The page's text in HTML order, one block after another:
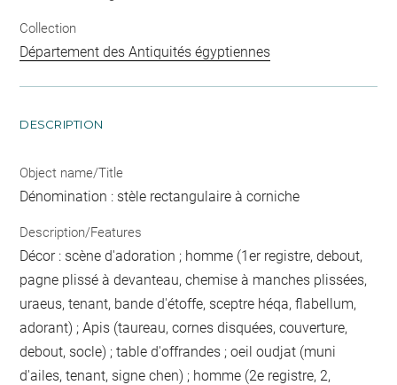
Collection
Département des Antiquités égyptiennes
DESCRIPTION
Object name/Title
Dénomination : stèle rectangulaire à corniche
Description/Features
Décor : scène d'adoration ; homme (1er registre, debout,
pagne plissé à devanteau, chemise à manches plissées,
uraeus, tenant, bande d'étoffe, sceptre héqa, flabellum,
adorant) ; Apis (taureau, cornes disquées, couverture,
debout, socle) ; table d'offrandes ; oeil oudjat (muni
d'ailes, tenant, signe chen) ; homme (2e registre, 2,